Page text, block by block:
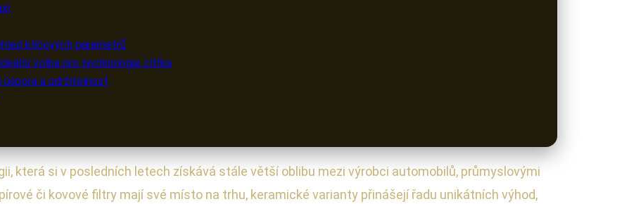
klíčových parametrů
volba pro technologie zítřka
úspora a udržitelnost
která si v posledních letech získává stále větší oblibu mezi výrobci automobilů, průmyslovými
či kovové filtry mají své místo na trhu, keramické varianty přinášejí řadu unikátních výhod,